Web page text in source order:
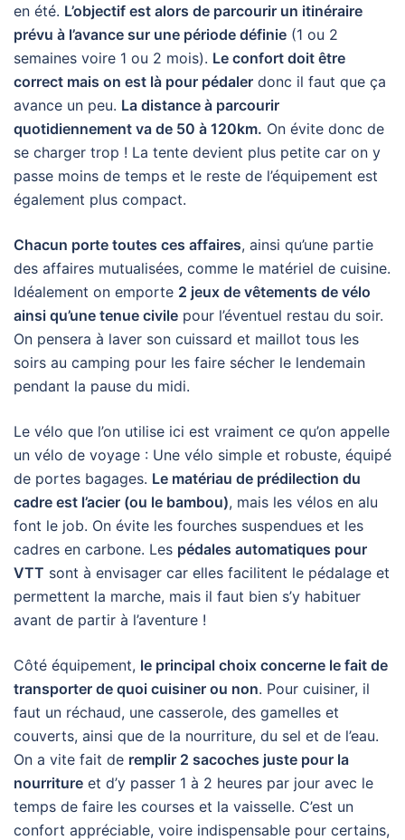
en été. L’objectif est alors de parcourir un itinéraire
prévu à l’avance sur une période définie (1 ou 2
semaines voire 1 ou 2 mois). Le confort doit être
correct mais on est là pour pédaler donc il faut que ça
avance un peu. La distance à parcourir
quotidiennement va de 50 à 120km. On évite donc de
se charger trop ! La tente devient plus petite car on y
passe moins de temps et le reste de l’équipement est
également plus compact.
Chacun porte toutes ces affaires, ainsi qu’une partie
des affaires mutualisées, comme le matériel de cuisine.
Idéalement on emporte 2 jeux de vêtements de vélo
ainsi qu’une tenue civile pour l’éventuel restau du soir.
On pensera à laver son cuissard et maillot tous les
soirs au camping pour les faire sécher le lendemain
pendant la pause du midi.
Le vélo que l’on utilise ici est vraiment ce qu’on appelle
un vélo de voyage : Une vélo simple et robuste, équipé
de portes bagages. Le matériau de prédilection du
cadre est l’acier (ou le bambou), mais les vélos en alu
font le job. On évite les fourches suspendues et les
cadres en carbone. Les pédales automatiques pour
VTT sont à envisager car elles facilitent le pédalage et
permettent la marche, mais il faut bien s’y habituer
avant de partir à l’aventure !
Côté équipement, le principal choix concerne le fait de
transporter de quoi cuisiner ou non. Pour cuisiner, il
faut un réchaud, une casserole, des gamelles et
couverts, ainsi que de la nourriture, du sel et de l’eau.
On a vite fait de remplir 2 sacoches juste pour la
nourriture et d’y passer 1 à 2 heures par jour avec le
temps de faire les courses et la vaisselle. C’est un
confort appréciable, voire indispensable pour certains,